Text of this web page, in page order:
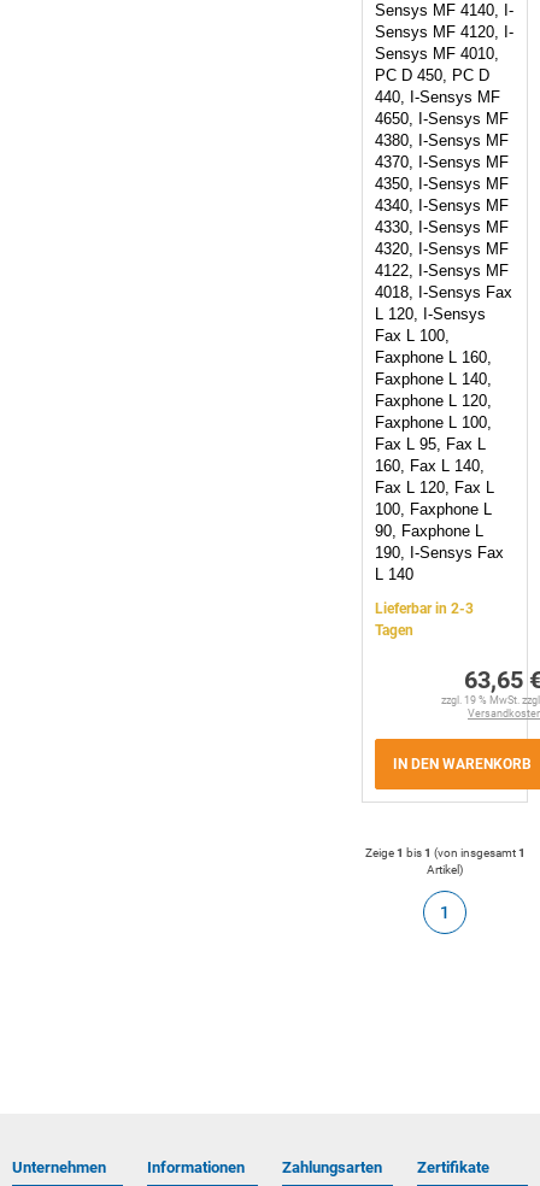
Sensys MF 4140, I-
Sensys MF 4120, I-
Sensys MF 4010,
PC D 450, PC D
440, I-Sensys MF
4650, I-Sensys MF
4380, I-Sensys MF
4370, I-Sensys MF
4350, I-Sensys MF
4340, I-Sensys MF
4330, I-Sensys MF
4320, I-Sensys MF
4122, I-Sensys MF
4018, I-Sensys Fax
L 120, I-Sensys
Fax L 100,
Faxphone L 160,
Faxphone L 140,
Faxphone L 120,
Faxphone L 100,
Fax L 95, Fax L
160, Fax L 140,
Fax L 120, Fax L
100, Faxphone L
90, Faxphone L
190, I-Sensys Fax
L 140
Lieferbar in 2-3
Tagen
63,65
zzgl. 19 % MwSt.
IN DEN WARENKORB
Zeige1 bis1 (von insgesamt1
Artikel)
1
Unternehmen Informationen Zahlungsarten Zertifikate